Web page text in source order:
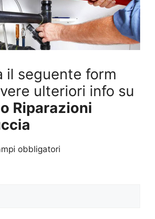
il seguente form
ulteriori info su
Riparazioni
obbligatori